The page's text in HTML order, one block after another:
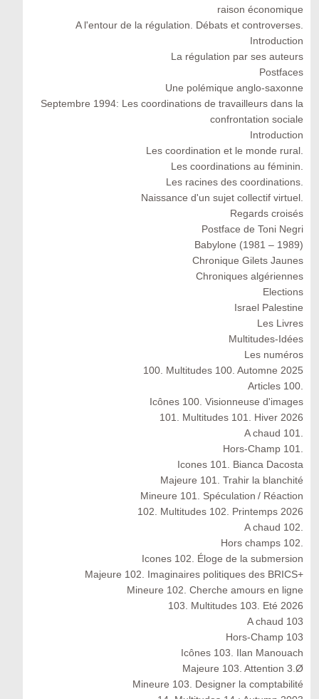
raison économique
A l'entour de la régulation. Débats et controverses.
Introduction
La régulation par ses auteurs
Postfaces
Une polémique anglo-saxonne
Septembre 1994: Les coordinations de travailleurs dans la
confrontation sociale
Introduction
Les coordination et le monde rural.
Les coordinations au féminin.
Les racines des coordinations.
Naissance d'un sujet collectif virtuel.
Regards croisés
Postface de Toni Negri
Babylone (1981 – 1989)
Chronique Gilets Jaunes
Chroniques algériennes
Elections
Israel Palestine
Les Livres
Multitudes-Idées
Les numéros
100. Multitudes 100. Automne 2025
Articles 100.
Icônes 100. Visionneuse d'images
101. Multitudes 101. Hiver 2026
A chaud 101.
Hors-Champ 101.
Icones 101. Bianca Dacosta
Majeure 101. Trahir la blanchité
Mineure 101. Spéculation / Réaction
102. Multitudes 102. Printemps 2026
A chaud 102.
Hors champs 102.
Icones 102. Éloge de la submersion
Majeure 102. Imaginaires politiques des BRICS+
Mineure 102. Cherche amours en ligne
103. Multitudes 103. Eté 2026
A chaud 103
Hors-Champ 103
Icônes 103. Ilan Manouach
Majeure 103. Attention 3.Ø
Mineure 103. Designer la comptabilité